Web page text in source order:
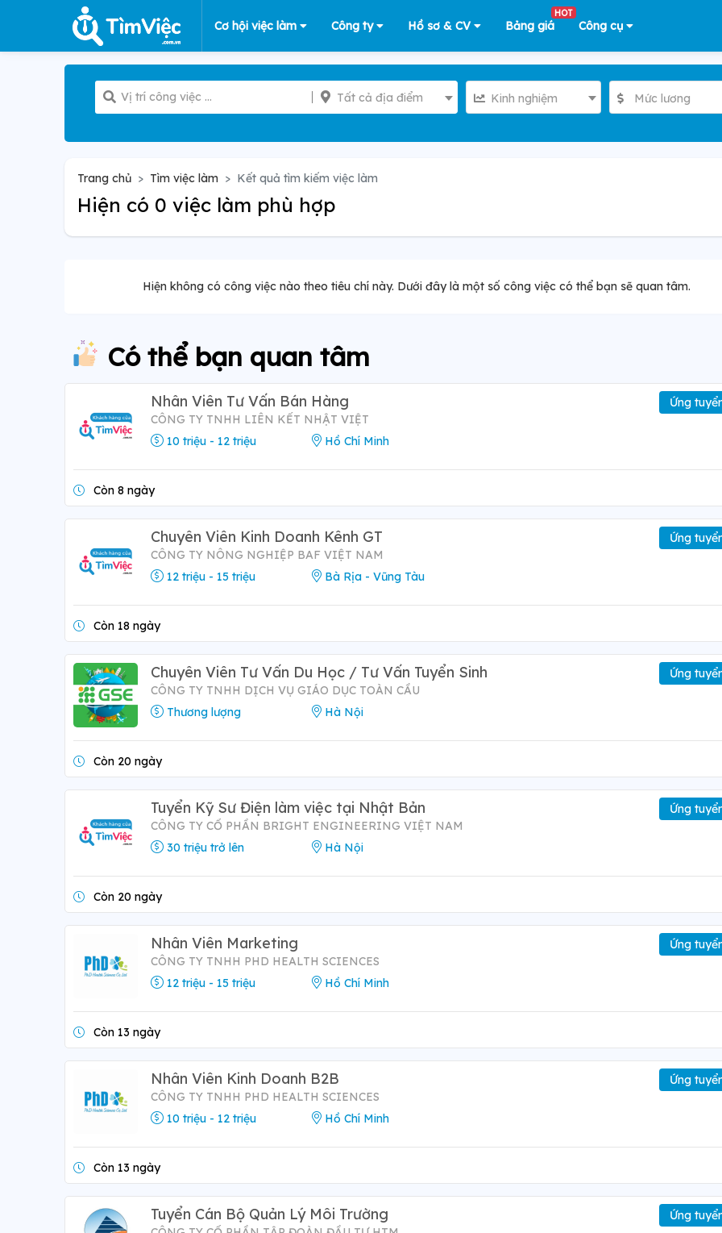
Cơ hội việc làm Công ty Hồ sơ & CV Bảng giá
HOT
Công cụ
Tất cả địa điểm Kinh nghiệm Mức lương
Trang chủ Tìm việc làm Kết quả tìm kiếm việc làm
Hiện có 0 việc làm phù hợp
Hiện không có công việc nào theo tiêu chí này. Dưới đây là một số công việc có thể bạn sẽ quan tâm.
Có thể bạn quan tâm
Nhân Viên Tư Vấn Bán Hàng
CÔNG TY TNHH LIÊN KẾT NHẬT VIỆT
10 triệu - 12 triệu
Hồ Chí Minh
Ứng
Còn 8 ngày
Chuyên Viên Kinh Doanh Kênh GT
CÔNG TY NÔNG NGHIỆP BAF VIỆT NAM
12 triệu - 15 triệu
Bà Rịa - Vũng Tàu
Ứng
Còn 18 ngày
Chuyên Viên Tư Vấn Du Học / Tư Vấn Tuyển Sinh
CÔNG TY TNHH DỊCH VỤ GIÁO DỤC TOÀN CẦU
Thương lượng
Hà Nội
Ứng
Còn 20 ngày
Tuyển Kỹ Sư Điện làm việc tại Nhật Bản
CÔNG TY CỔ PHẦN BRIGHT ENGINEERING VIỆT NAM
30 triệu trở lên
Hà Nội
Ứng
Còn 20 ngày
Nhân Viên Marketing
CÔNG TY TNHH PHD HEALTH SCIENCES
12 triệu - 15 triệu
Hồ Chí Minh
Ứng
Còn 13 ngày
Nhân Viên Kinh Doanh B2B
CÔNG TY TNHH PHD HEALTH SCIENCES
10 triệu - 12 triệu
Hồ Chí Minh
Ứng
Còn 13 ngày
Tuyển Cán Bộ Quản Lý Môi Trường Ứng